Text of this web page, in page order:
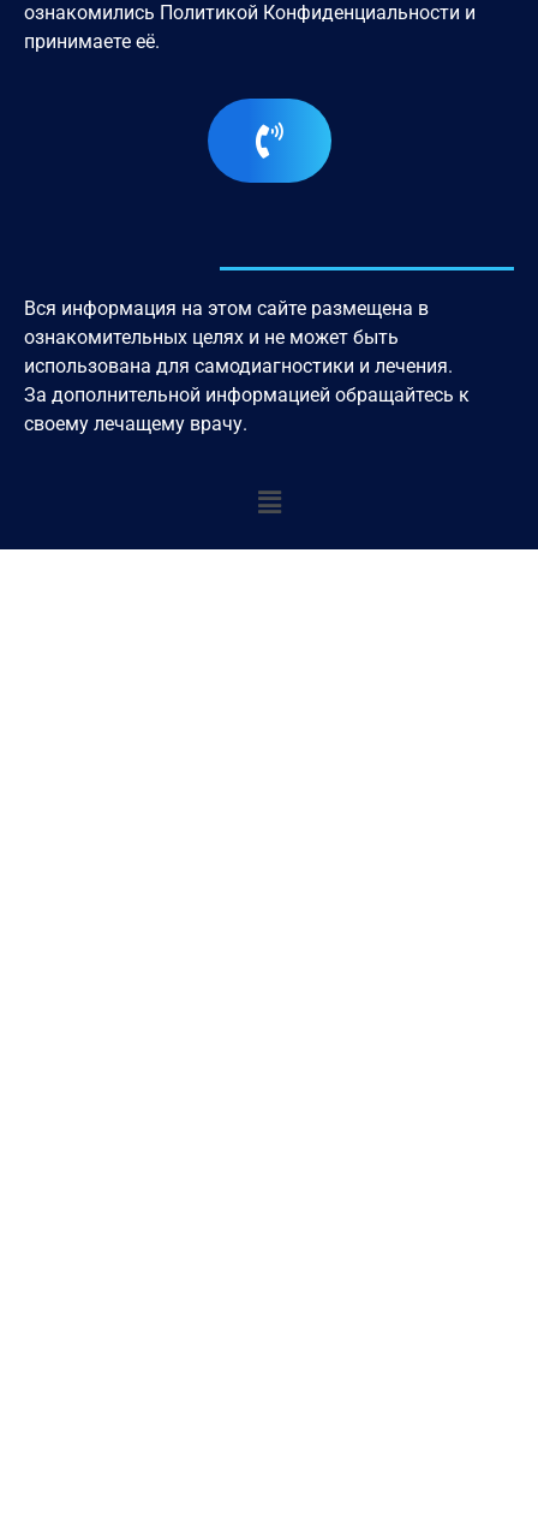
ознакомились Политикой Конфиденциальности и
принимаете её.
Вся информация на этом сайте размещена в
ознакомительных целях и не может быть
использована для самодиагностики и лечения.
За дополнительной информацией обращайтесь к
своему лечащему врачу.